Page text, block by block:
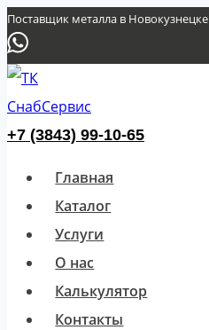
Перейти
к
содержимому
Поставщик металла в Новокузнецке
+7 (3843) 99-10-65
Главная
Каталог
Услуги
О нас
Калькулятор
Контакты